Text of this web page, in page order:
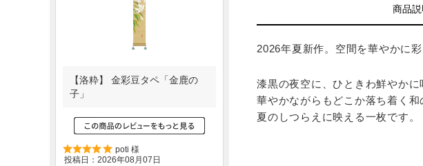
商品説
2026年夏新作。空間を華やかに
漆黒の夜空に、ひときわ鮮やか
華やかながらもどこか落ち着く
夏のしつらえに映える一枚です。